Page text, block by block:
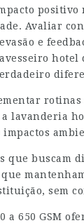
positivo
Avaliar
e
hotel
lavanderia
que buscam
sem
a 650 GSM